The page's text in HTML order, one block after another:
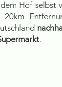
Hof selbst
20km
.